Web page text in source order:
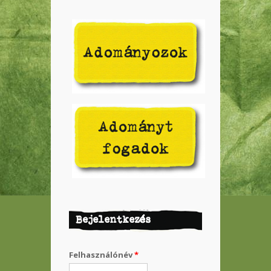
Bejelentkezés
Felhasználónév*